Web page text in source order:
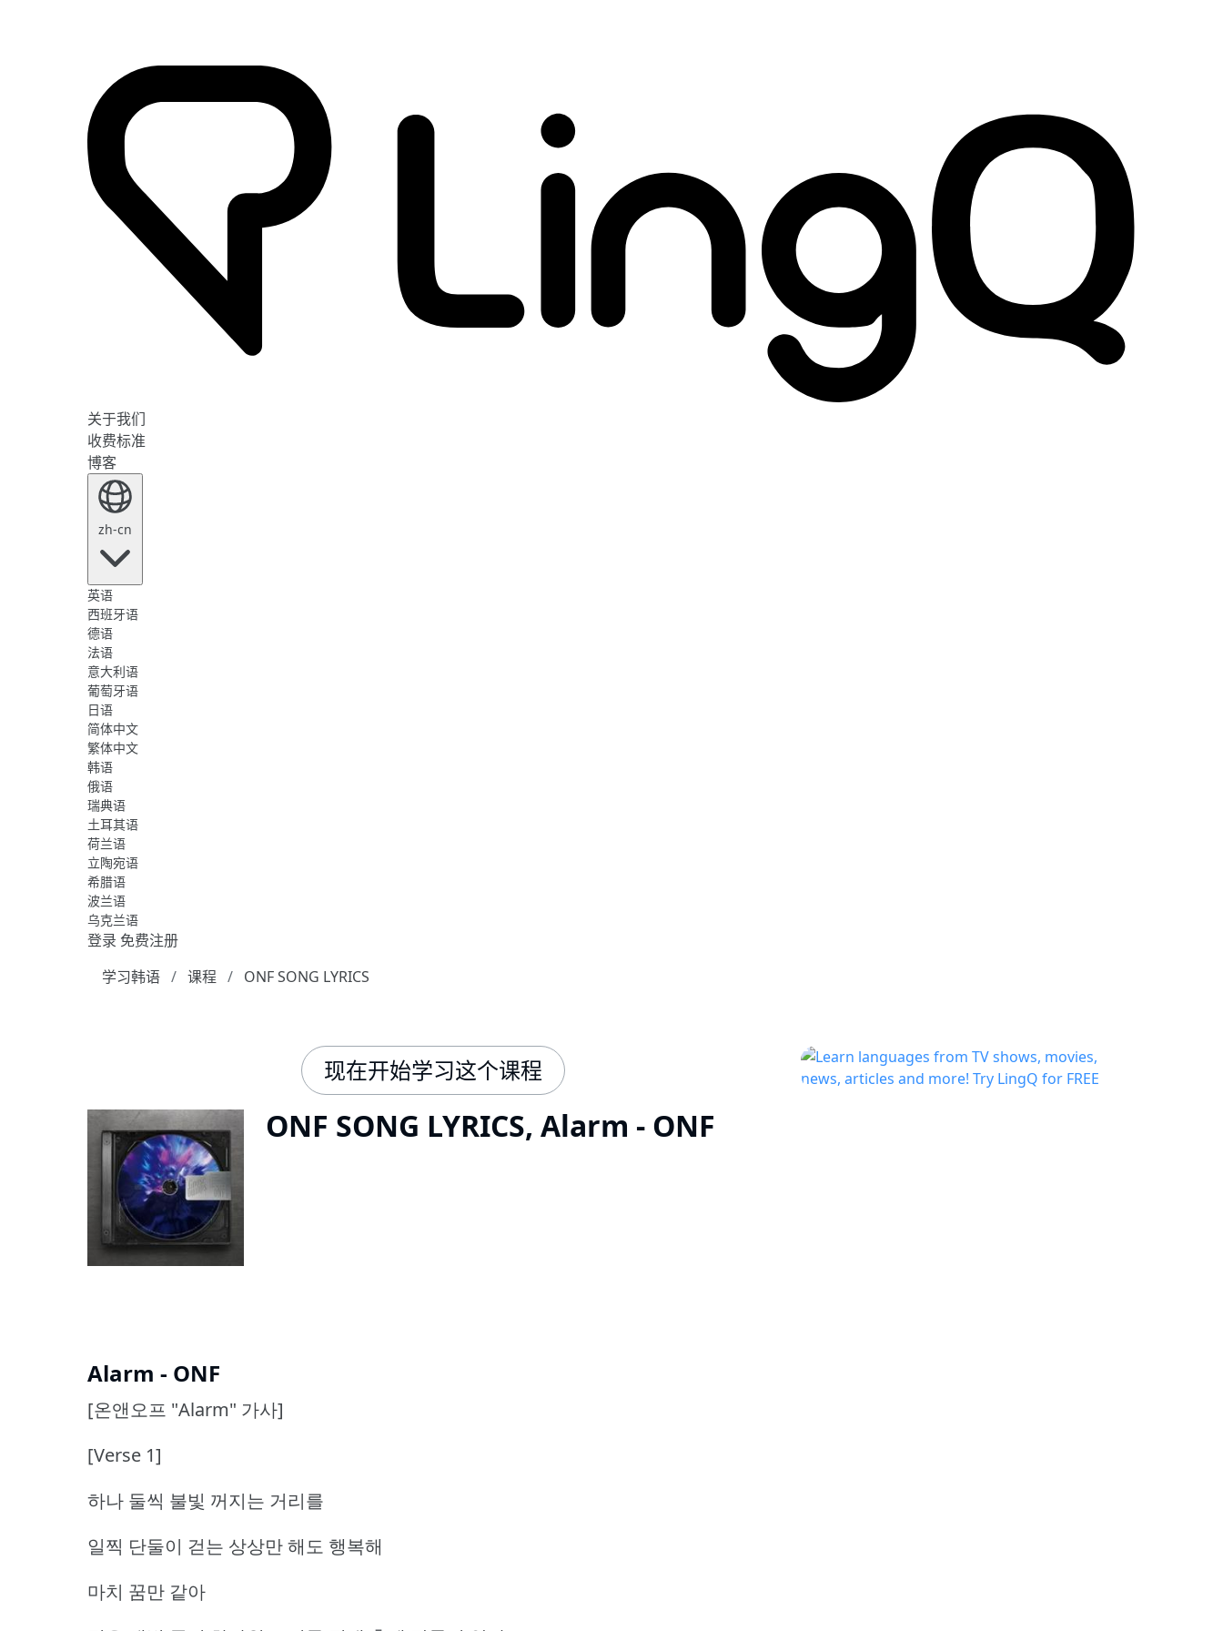
关于我们
收费标准
博客
zh-cn
英语
西班牙语
德语
法语
意大利语
葡萄牙语
日语
简体中文
繁体中文
韩语
俄语
瑞典语
土耳其语
荷兰语
立陶宛语
希腊语
波兰语
乌克兰语
登录 免费注册
学习韩语
课程 ONF SONG LYRICS
现在开始学习这个课程
ONF SONG LYRICS, Alarm - ONF
Alarm - ONF
[온앤오프 "Alarm" 가사]
[Verse 1]
하나 둘씩 불빛 꺼지는 거리를
일찍 단둘이 걷는 상상만 해도 행복해
마치 꿈만 같아